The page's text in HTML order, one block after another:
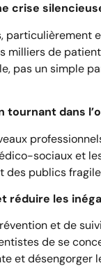
crise
particulièrement
milliers de
pas un simple
dans
sociaux et
des publics
réduire les
et de
de se
et